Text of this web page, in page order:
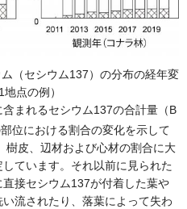
（セシウム137）の分布の経年変
点の例）
まれるセシウム137の合計量（B
位における割合の変化を示して
樹皮、辺材および心材の割合に大
ています。それ以前に見られた
接セシウム137が付着した葉や
流されたり、落葉によって失わ